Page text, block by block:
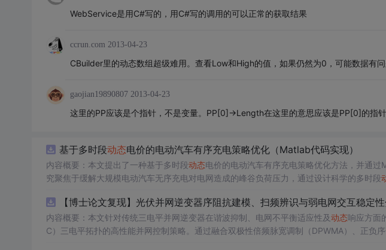
WebService是用C#写的，用C#写的调用的可以正常的获取结果
ccrun.com 2013-04-23
CBuilder里的动态数组超级难用。查看Low和High的值，如果仍然为0，可能数据有问
gaojian19890807 2013-04-23
这里的PP应该是个指针，不是变量。PP[0]->Length在这里的意思应该是PP[0]的指
基于多时段动态电价的电动汽车有序充电策略优化（Matlab代码实现）
内容概要：本文提出了一种基于多时段动态电价的电动汽车有序充电策略优化方法，并通
究聚焦于缓解大规模电动汽车无序充电对电网造成的峰谷负荷压力，通过设计科学的多时段
为双重目标的优化模型，结合实际用电数据开展仿真分析，结果表明该策略能显著降低电
该资源属于“博士论文复现”系列，强调对高水平学术成果的还原与工程化实践，具有较强的理论深度与应用价
力系统基础知识和Matlab编程能力，从事新能源、智能电网、电动汽车等领域研究的研究生、科研人
内容概要：本文针对传统三电平并网逆变器在谐波抑制、电网不平衡适应性及动态响应方面
C）三电平拓扑的高性能并网控制策略。通过融合双极性倍频脉宽调制（DPWMA）、正负